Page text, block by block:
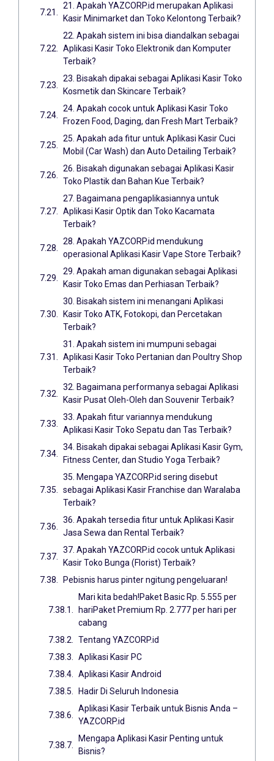
21. Apakah YAZCORP.id merupakan Aplikasi
Kasir Minimarket dan Toko Kelontong Terbaik?
22. Apakah sistem ini bisa diandalkan sebagai
Aplikasi Kasir Toko Elektronik dan Komputer
Terbaik?
23. Bisakah dipakai sebagai Aplikasi Kasir Toko
Kosmetik dan Skincare Terbaik?
24. Apakah cocok untuk Aplikasi Kasir Toko
Frozen Food, Daging, dan Fresh Mart Terbaik?
25. Apakah ada fitur untuk Aplikasi Kasir Cuci
Mobil (Car Wash) dan Auto Detailing Terbaik?
26. Bisakah digunakan sebagai Aplikasi Kasir
Toko Plastik dan Bahan Kue Terbaik?
27. Bagaimana pengaplikasiannya untuk
Aplikasi Kasir Optik dan Toko Kacamata
Terbaik?
28. Apakah YAZCORP.id mendukung
operasional Aplikasi Kasir Vape Store Terbaik?
29. Apakah aman digunakan sebagai Aplikasi
Kasir Toko Emas dan Perhiasan Terbaik?
30. Bisakah sistem ini menangani Aplikasi
Kasir Toko ATK, Fotokopi, dan Percetakan
Terbaik?
31. Apakah sistem ini mumpuni sebagai
Aplikasi Kasir Toko Pertanian dan Poultry Shop
Terbaik?
32. Bagaimana performanya sebagai Aplikasi
Kasir Pusat Oleh-Oleh dan Souvenir Terbaik?
33. Apakah fitur variannya mendukung
Aplikasi Kasir Toko Sepatu dan Tas Terbaik?
34. Bisakah dipakai sebagai Aplikasi Kasir Gym,
Fitness Center, dan Studio Yoga Terbaik?
35. Mengapa YAZCORP.id sering disebut
sebagai Aplikasi Kasir Franchise dan Waralaba
Terbaik?
36. Apakah tersedia fitur untuk Aplikasi Kasir
Jasa Sewa dan Rental Terbaik?
37. Apakah YAZCORP.id cocok untuk Aplikasi
Kasir Toko Bunga (Florist) Terbaik?
Pebisnis harus pinter ngitung pengeluaran!
Mari kita bedah!Paket Basic Rp. 5.555 per
hariPaket Premium Rp. 2.777 per hari per
cabang
Tentang YAZCORP.id
Aplikasi Kasir PC
Aplikasi Kasir Android
Hadir Di Seluruh Indonesia
Aplikasi Kasir Terbaik untuk Bisnis Anda –
YAZCORP.id
Mengapa Aplikasi Kasir Penting untuk
Bisnis?